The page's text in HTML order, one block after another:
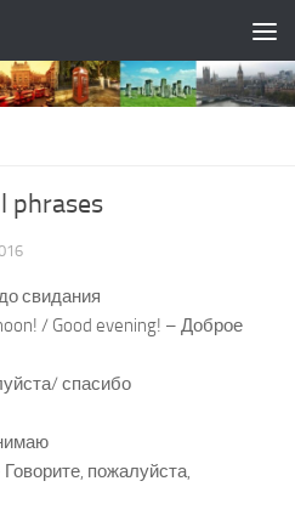
phrases
свидания
/ Good evening! – Доброе
спасибо
пожалуйста,